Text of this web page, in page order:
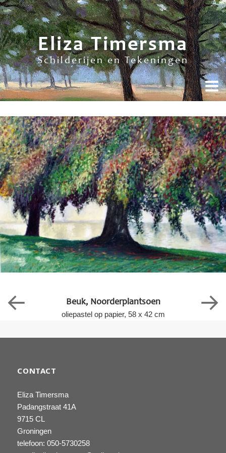
Eliza Timersma
Schilderijen en Tekeningen
Beuk, Noorderplantsoen
oliepastel op papier, 58 x 42 cm
CONTACT
Eliza Timersma
Padangstraat 41A
9715 CL
Groningen
telefoon: 050-5730258